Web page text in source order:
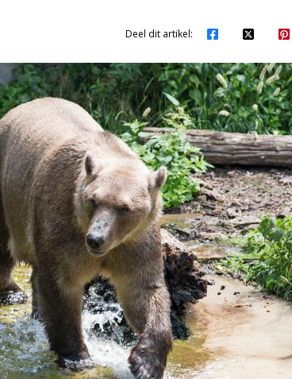
Deel dit artikel: